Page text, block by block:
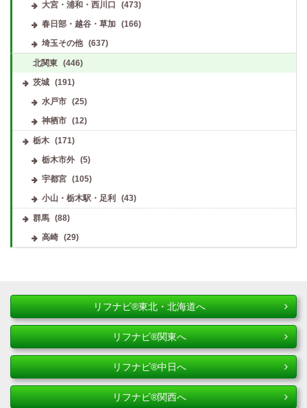
大宮・浦和・西川口
(473)
春日部・越谷・草加
(166)
埼玉その他
(637)
北関東 (446)
茨城 (191)
水戸市
(25)
神栖市
(12)
栃木 (171)
栃木市外
(5)
宇都宮
(105)
小山・栃木駅・足利
(43)
群馬 (88)
高崎
(29)
リフナビ®東北・北海道へ
リフナビ®関東へ
リフナビ®中日へ
リフナビ®関西へ